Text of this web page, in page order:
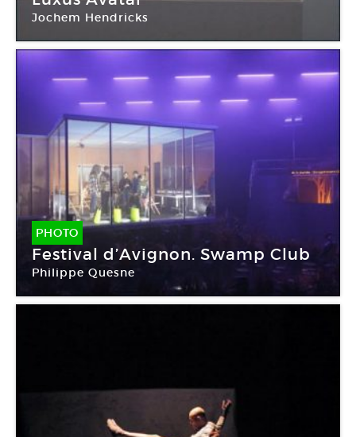
Jochem Hendricks
PHOTO
Festival d’Avignon. Swamp Club
Philippe Quesne